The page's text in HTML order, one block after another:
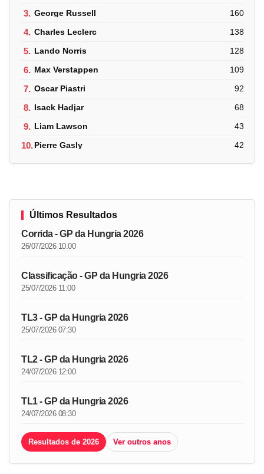
3. George Russell 160
4. Charles Leclerc 138
5. Lando Norris 128
6. Max Verstappen 109
7. Oscar Piastri 92
8. Isack Hadjar 68
9. Liam Lawson 43
10.Pierre Gasly 42
Últimos Resultados
Corrida - GP da Hungria 2026
26/07/2026 10:00
Classificação - GP da Hungria 2026
25/07/2026 11:00
TL3 - GP da Hungria 2026
25/07/2026 07:30
TL2 - GP da Hungria 2026
24/07/2026 12:00
TL1 - GP da Hungria 2026
24/07/2026 08:30
Resultados de 2026 Ver outros anos